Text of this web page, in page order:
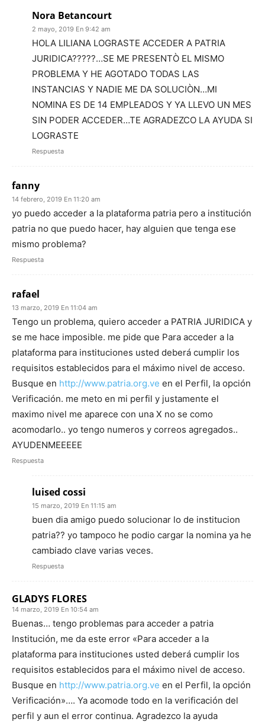
Nora Betancourt
2 mayo, 2019 En 9:42 am
HOLA LILIANA LOGRASTE ACCEDER A PATRIA
JURIDICA?????…SE ME PRESENTÒ EL MISMO
PROBLEMA Y HE AGOTADO TODAS LAS
INSTANCIAS Y NADIE ME DA SOLUCIÒN…MI
NOMINA ES DE 14 EMPLEADOS Y YA LLEVO UN MES
SIN PODER ACCEDER…TE AGRADEZCO LA AYUDA SI
LOGRASTE
Respuesta
fanny
14 febrero, 2019 En 11:20 am
yo puedo acceder a la plataforma patria pero a institución
patria no que puedo hacer, hay alguien que tenga ese
mismo problema?
Respuesta
rafael
13 marzo, 2019 En 11:04 am
Tengo un problema, quiero acceder a PATRIA JURIDICA y
se me hace imposible. me pide que Para acceder a la
plataforma para instituciones usted deberá cumplir los
requisitos establecidos para el máximo nivel de acceso.
Busque en http://www.patria.org.ve en el Perfil, la opción
Verificación. me meto en mi perfil y justamente el
maximo nivel me aparece con una X no se como
acomodarlo.. yo tengo numeros y correos agregados..
AYUDENMEEEEE
Respuesta
luised cossi
15 marzo, 2019 En 11:15 am
buen dia amigo puedo solucionar lo de institucion
patria?? yo tampoco he podio cargar la nomina ya he
cambiado clave varias veces.
Respuesta
GLADYS FLORES
14 marzo, 2019 En 10:54 am
Buenas… tengo problemas para acceder a patria
Institución, me da este error «Para acceder a la
plataforma para instituciones usted deberá cumplir los
requisitos establecidos para el máximo nivel de acceso.
Busque en http://www.patria.org.ve en el Perfil, la opción
Verificación»…. Ya acomode todo en la verificación del
perfil y aun el error continua. Agradezco la ayuda